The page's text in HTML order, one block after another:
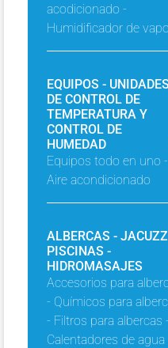
acodicionado -
Humidificador de
EQUIPOS - UNIDADES
DE CONTROL DE
TEMPERATURA Y
CONTROL DE
HUMEDAD
Equipos todo en uno -
Aire acondicionado
ALBERCAS -
PISCINAS -
HIDROMASAJES
Accesorios para
- Químicos para
- Filtros para albercas -
Calentadores de agua